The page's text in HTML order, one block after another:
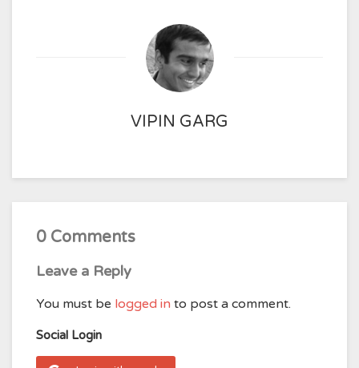
VIPIN GARG
0 Comments
Leave a Reply
You must be logged in to post a comment.
Social Login